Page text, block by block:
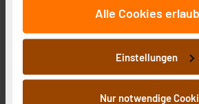
auf unsere Website zu analysieren.
wir Informationen zu Ihrer
an unsere Partner für soziale Medien,
Analysen weiter. Unsere Partner
Informationen möglicherweise mit
zusammen, die Sie ihnen
Alle Cookies
Einstellungen
Nur notwendige